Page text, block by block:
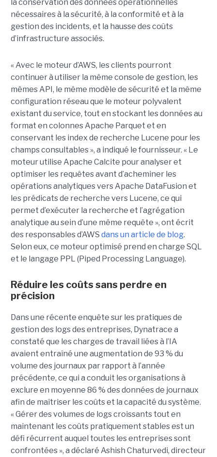
la conservation des données opérationnelles
nécessaires à la sécurité, à la conformité et à la
gestion des incidents, et la hausse des coûts
d’infrastructure associés.
« Avec le moteur d’AWS, les clients pourront
continuer à utiliser la même console de gestion, les
mêmes API, le même modèle de sécurité et la même
configuration réseau que le moteur polyvalent
existant du service, tout en stockant les données au
format en colonnes Apache Parquet et en
conservant les index de recherche Lucene pour les
champs consultables », a indiqué le fournisseur. « Le
moteur utilise Apache Calcite pour analyser et
optimiser les requêtes avant d’acheminer les
opérations analytiques vers Apache DataFusion et
les prédicats de recherche vers Lucene, ce qui
permet d’exécuter la recherche et l’agrégation
analytique au sein d’une même requête », ont écrit
des responsables d’AWS dans un article de blog.
Selon eux, ce moteur optimisé prend en charge SQL
et le langage PPL (Piped Processing Language).
Réduire les coûts sans perdre en
précision
Dans une récente enquête sur les pratiques de
gestion des logs des entreprises, Dynatrace a
constaté que les charges de travail liées à l’IA
avaient entraîné une augmentation de 93 % du
volume des journaux par rapport à l’année
précédente, ce qui a conduit les organisations à
exclure en moyenne 86 % des données de journaux
afin de maîtriser les coûts et la capacité du système.
« Gérer des volumes de logs croissants tout en
maintenant les coûts pratiquement stables est un
défi récurrent auquel toutes les entreprises sont
confrontées », a déclaré Ashish Chaturvedi, directeur